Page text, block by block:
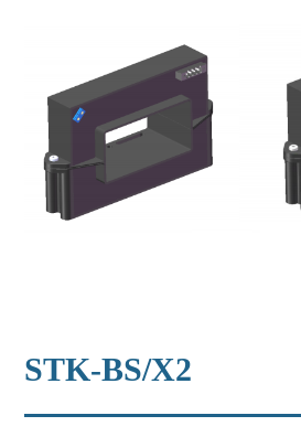
产品搜索
STK-BS/X2